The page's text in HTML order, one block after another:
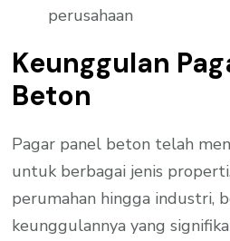
perusahaan
Keunggulan
Beton
Pagar panel beton telah
untuk berbagai jenis
perumahan hingga industri,
keunggulannya yang